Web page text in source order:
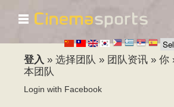
跳
转
到
容
☰
登入 » 选择团队 » 团队资讯 » 你
本团队
Login with Facebook